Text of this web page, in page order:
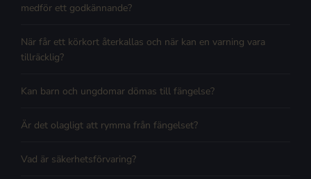
medför ett godkännande?
När får ett körkort återkallas och när kan en varning vara
tillräcklig?
Kan barn och ungdomar dömas till fängelse?
Är det olagligt att rymma från fängelset?
Vad är säkerhetsförvaring?